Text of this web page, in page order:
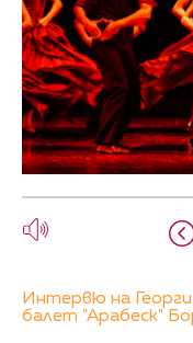
Интервю на
балет "Арабеск"